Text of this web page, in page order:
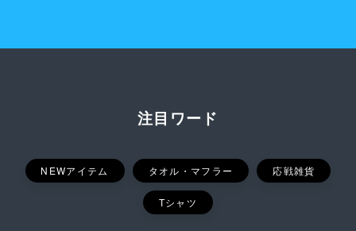
注目ワード
NEWアイテム タオル・マフラー 応戦雑貨
Tシャツ